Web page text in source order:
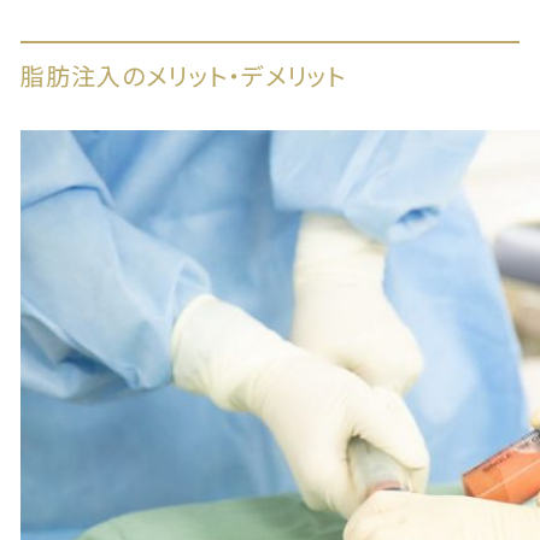
脂肪注入のメリット・デメリット